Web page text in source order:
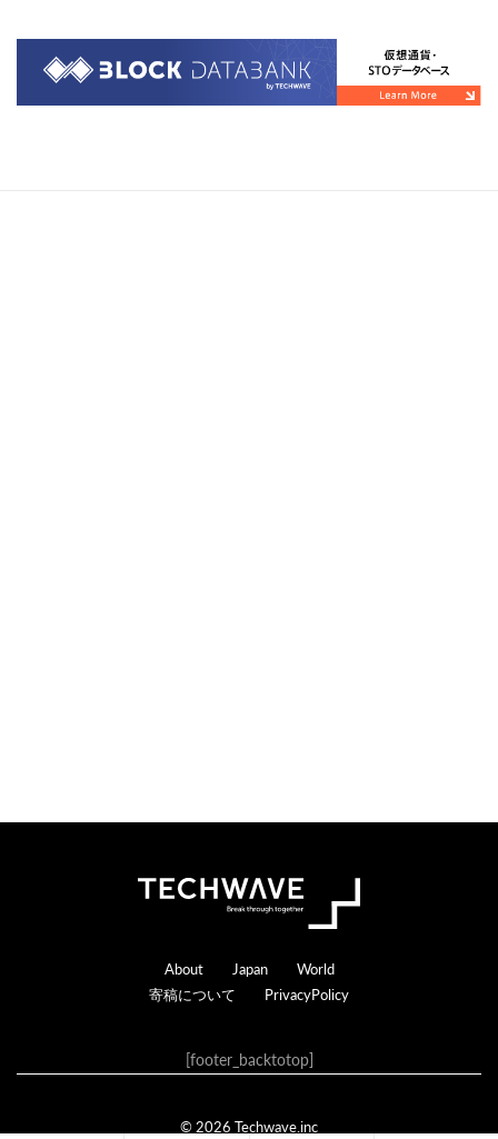
Footer
About Japan
World
寄稿について
PrivacyPolicy
[footer_backtotop]
© 2026 Techwave.inc